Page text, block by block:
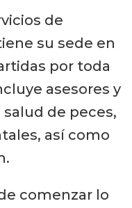
de
su sede en
por toda
asesores y
de peces,
así como
comenzar lo